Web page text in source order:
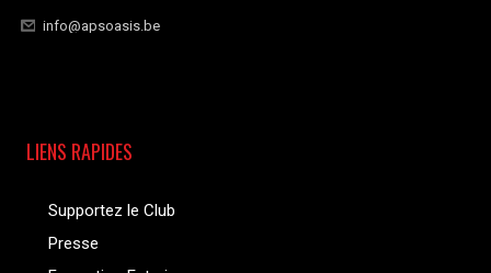
info@apsoasis.be
LIENS RAPIDES
Supportez le Club
Presse